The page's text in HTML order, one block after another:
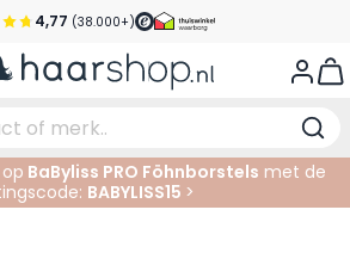
4,77 (38.000+)
uur besteld, morgen in huis*
Pick-up points
Service & Contact
op BaByliss PRO Föhnborstels met de
BABYLISS15 >